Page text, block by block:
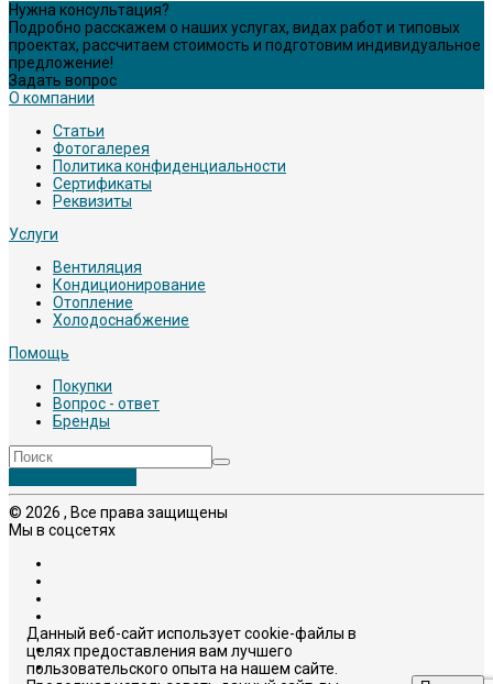
Нужна консультация?
Подробно расскажем о наших услугах, видах работ и типовых
проектах, рассчитаем стоимость и подготовим индивидуальное
предложение!
Задать вопрос
О компании
Статьи
Фотогалерея
Политика конфиденциальности
Сертификаты
Реквизиты
Услуги
Вентиляция
Кондиционирование
Отопление
Холодоснабжение
Помощь
Покупки
Вопрос - ответ
Бренды
© 2026 , Все права защищены
Мы в соцсетях
Данный веб-сайт использует cookie-файлы в
целях предоставления вам лучшего
пользовательского опыта на нашем сайте.